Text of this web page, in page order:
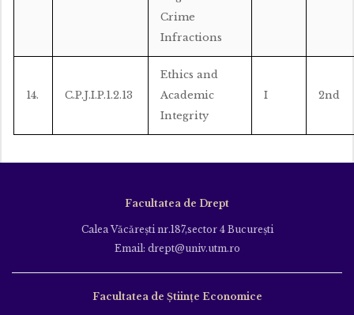
Crime
Infractions
14. C.P.J.I.P.1.2.13
Ethics and
Academic
Integrity
I 2nd
Facultatea de Drept
Calea Văcăreşti nr.187,sector 4 Bucureşti
Email: drept@univ.utm.ro
Facultatea de Științe Economice